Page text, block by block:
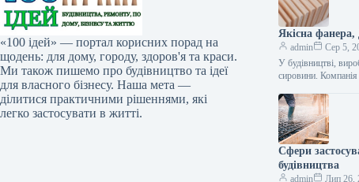
«100 ідей» — портал корисних порад на
щодень: для дому, городу, здоров'я та краси.
Ми також пишемо про будівництво та ідеї
для власного бізнесу. Наша мета —
ділитися практичними рішеннями, які
легко застосувати в житті.
Якісна
admin
Сер 5,
У будівництві,
сировини.
Сфери
будівництва
admin
Лип 26,